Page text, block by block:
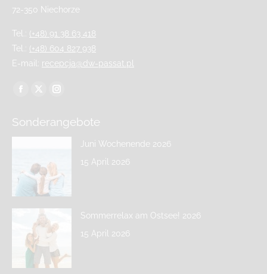
72-350 Niechorze
Tel.: (+48) 91 38 63 418
Tel.: (+48) 604 827 938
E-mail: recepcja@dw-passat.pl
Finden Sie uns auf:
Sonderangebote
Juni Wochenende 2026
15 April 2026
Sommerrelax am Ostsee! 2026
15 April 2026